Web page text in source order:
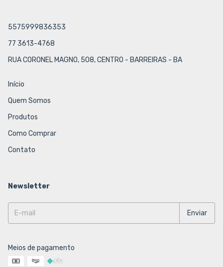
5575999836353
77 3613-4768
RUA CORONEL MAGNO, 508, CENTRO - BARREIRAS - BA
Início
Quem Somos
Produtos
Como Comprar
Contato
Newsletter
Meios de pagamento